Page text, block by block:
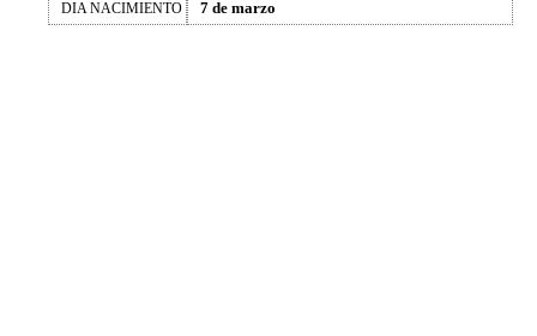
DIA NACIMIENTO 7 de marzo